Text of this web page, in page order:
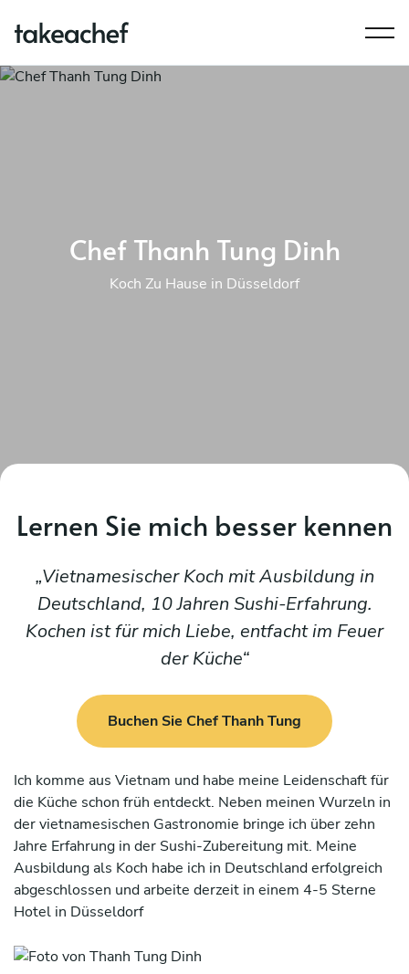
Chef Thanh Tung Dinh
Koch Zu Hause in Düsseldorf
Lernen Sie mich besser kennen
Vietnamesischer Koch mit Ausbildung in
Deutschland, 10 Jahren Sushi-Erfahrung.
Kochen ist für mich Liebe, entfacht im Feuer
der Küche
Buchen Sie Chef Thanh Tung
Ich komme aus Vietnam und habe meine Leidenschaft für
die Küche schon früh entdeckt. Neben meinen Wurzeln in
der vietnamesischen Gastronomie bringe ich über zehn
Jahre Erfahrung in der Sushi-Zubereitung mit. Meine
Ausbildung als Koch habe ich in Deutschland erfolgreich
abgeschlossen und arbeite derzeit in einem 4-5 Sterne
Hotel in Düsseldorf